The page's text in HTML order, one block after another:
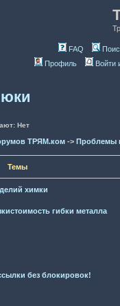
FAQ
Профиль
Войти
Нет
ТРЯМ.ком -> Проблемы
Темы
химки
гибки металла
без блокировок!